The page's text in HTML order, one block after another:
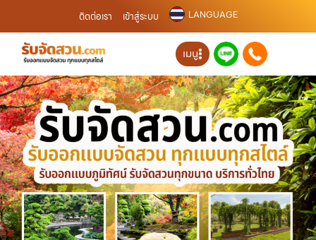
ติดต่อเรา เข้าสู่ระบบ LANGUAGE
เมนู